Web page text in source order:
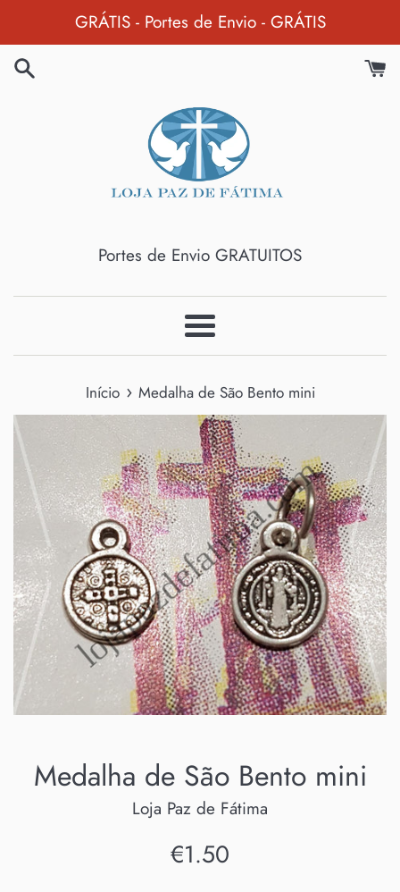
para
GRÁTIS - Portes de Envio - GRÁTIS
Portes de Envio GRATUITOS
Menu
Início › Medalha de São Bento mini
Medalha de São Bento mini
Loja Paz de Fátima
Preço
€1.50